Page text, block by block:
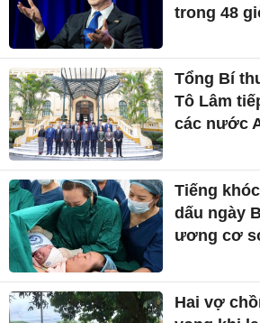
trong 48
Tổng Bí
Tô Lâm
các nước
Tiếng
dấu ngày
ương cơ
Hai vợ